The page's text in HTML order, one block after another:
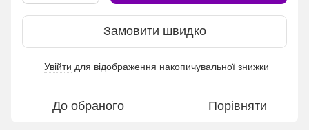
Замовити швидко
Увійти для відображення накопичувальної знижки
До обраного Порівняти